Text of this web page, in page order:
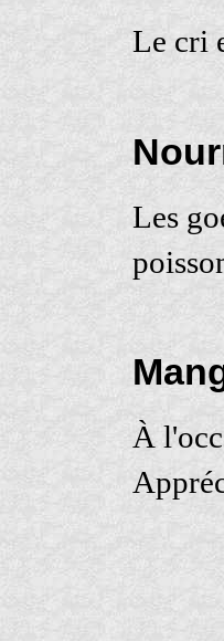
Le cri
Les
À